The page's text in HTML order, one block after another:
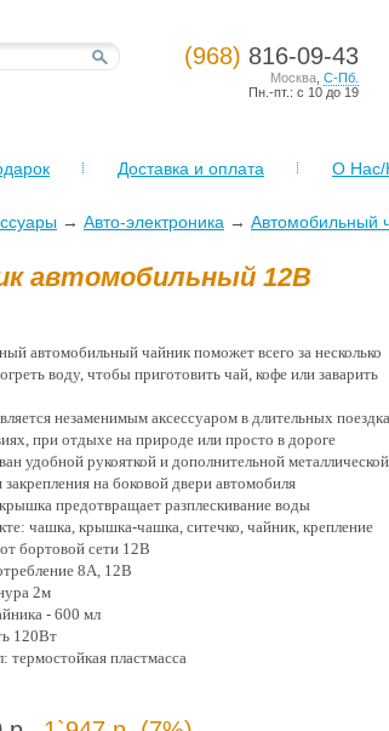
(968) 816-09-43
Москва С-Пб.
Пн.-пт.: с 10 до 19
Доставка и оплата О Нас/
→ Авто-электроника → Автомобильный
автомобильный 12В
автомобильный чайник поможет всего за несколько
воду, чтобы приготовить чай, кофе или заварить
незаменимым аксессуаром в длительных
при отдыхе на природе или просто в дороге
удобной рукояткой и дополнительной металлической
закрепления на боковой двери автомобиля
предотвращает разплескивание воды
чашка, крышка-чашка, ситечко, чайник, крепление
бортовой сети 12В
8А, 12В
2м
- 600 мл
120Вт
термостойкая пластмасса